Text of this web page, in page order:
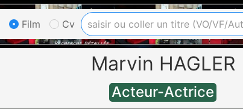
Film Cv
Marvin HAGLER
Acteur-Actrice